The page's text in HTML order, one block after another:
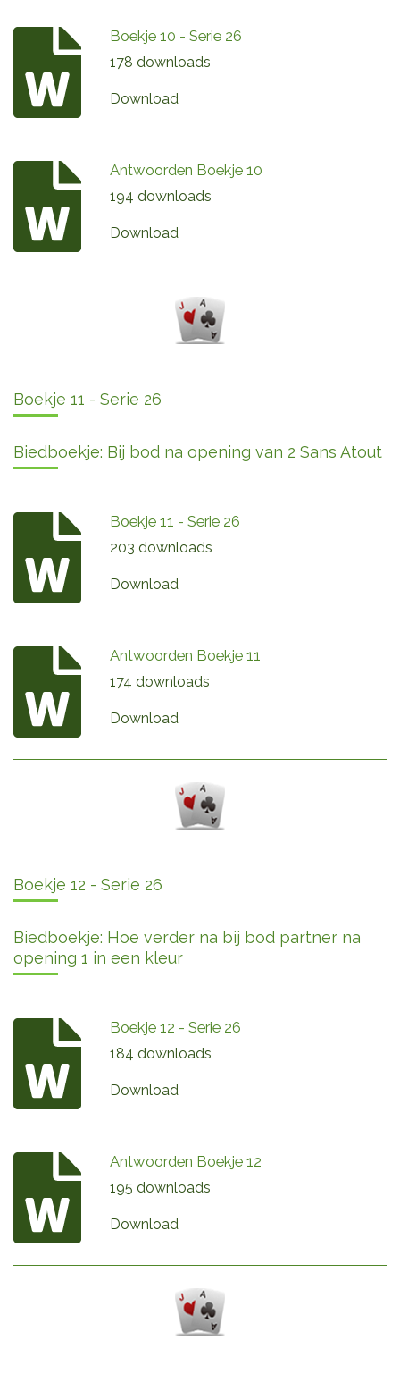
Boekje 10 - Serie 26
178 downloads
Download
Antwoorden Boekje 10
194 downloads
Download
Boekje 11 - Serie 26
Biedboekje: Bij bod na opening van 2 Sans Atout
Boekje 11 - Serie 26
203 downloads
Download
Antwoorden Boekje 11
174 downloads
Download
Boekje 12 - Serie 26
Biedboekje: Hoe verder na bij bod partner na
opening 1 in een kleur
Boekje 12 - Serie 26
184 downloads
Download
Antwoorden Boekje 12
195 downloads
Download